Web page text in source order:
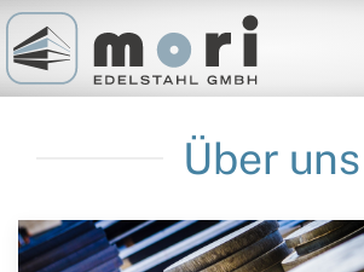
Über uns